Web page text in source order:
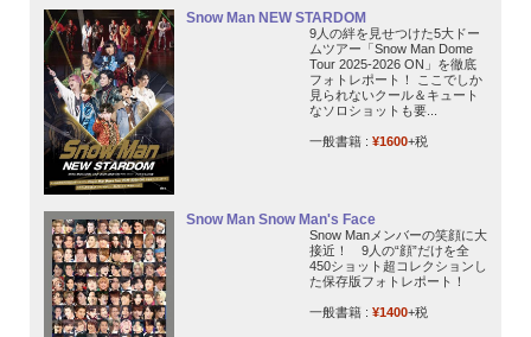
Snow Man NEW STARDOM
9人の絆を見せつけた5大ドー
ムツアー「Snow Man Dome
Tour 2025-2026 ON」を徹底
フォトレポート！ ここでしか
見られないクール＆キュート
なソロショットも要...
一般書籍 : ¥1600+税
Snow Man Snow Man's Face
Snow Manメンバーの笑顔に大
接近！ 9人の“顔”だけを全
450ショット超コレクションし
た保存版フォトレポート！
一般書籍 : ¥1400+税